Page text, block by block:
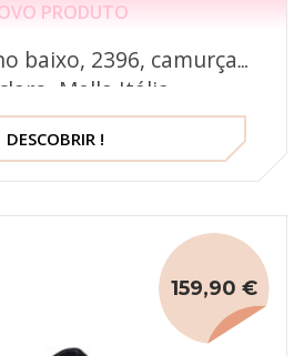
PRODUTO
baixo, 2396, camurça
Mella Itália
DESCOBRIR !
159,90 €